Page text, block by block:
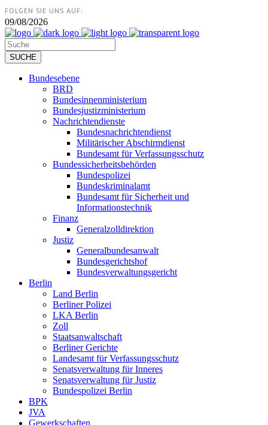
FOLGEN SIE UNS AUF:
09/08/2026
Bundesebene
BRD
Bundesinnenministerium
Bundesjustizministerium
Nachrichtendienste
Bundesnachrichtendienst
Militärischer Abschirmdienst
Bundesamt für Verfassungsschutz
Bundessicherheitsbehörden
Bundespolizei
Bundeskriminalamt
Bundesamt für Sicherheit und
Informationstechnik
Finanz
Generalzolldirektion
Justiz
Generalbundesanwalt
Bundesgerichtshof
Bundesverwaltungsgericht
Berlin
Land Berlin
Berliner Polizei
LKA Berlin
Zoll
Staatsanwaltschaft
Berliner Gerichte
Landesamt für Verfassungsschutz
Senatsverwaltung für Inneres
Senatsverwaltung für Justiz
Bundespolizei Berlin
BPK
JVA
Gewerkschaften